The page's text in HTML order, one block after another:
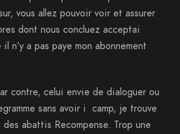
vous allez pouvoir voir et assurer
dont nous concluez acceptai
n’y a pas paye mon abonnement
contre, celui envie de dialoguer ou
sans avoir i camp, je trouve
des abattis Recompense. Trop une